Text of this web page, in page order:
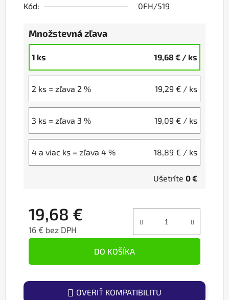
Kód:
0FH/519
Množstevná zľava
1 ks 19,68 € / ks
2 ks = zľava 2 % 19,29 € / ks
3 ks = zľava 3 % 19,09 € / ks
4 a viac ks = zľava 4 % 18,89 € / ks
Ušetríte 0 €
19,68 €
16 € bez DPH
DO KOŠÍKA
OVERIŤ KOMPATIBILITU